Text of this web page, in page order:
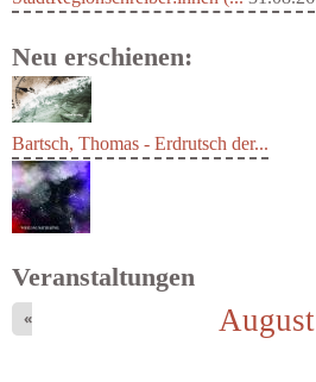
Neu erschienen:
Bartsch, Thomas - Erdrutsch der...
Mayer König, Wolfgang - Dichtungen...
Veranstaltungen
August
«